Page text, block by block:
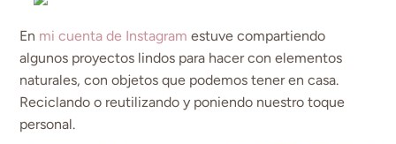
En mi cuenta de Instagram estuve compartiendo
algunos proyectos lindos para hacer con elementos
naturales, con objetos que podemos tener en casa.
Reciclando o reutilizando y poniendo nuestro toque
personal.